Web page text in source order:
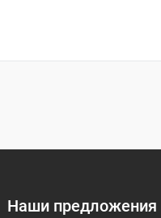
Купить в 1 клик
Наши предложения